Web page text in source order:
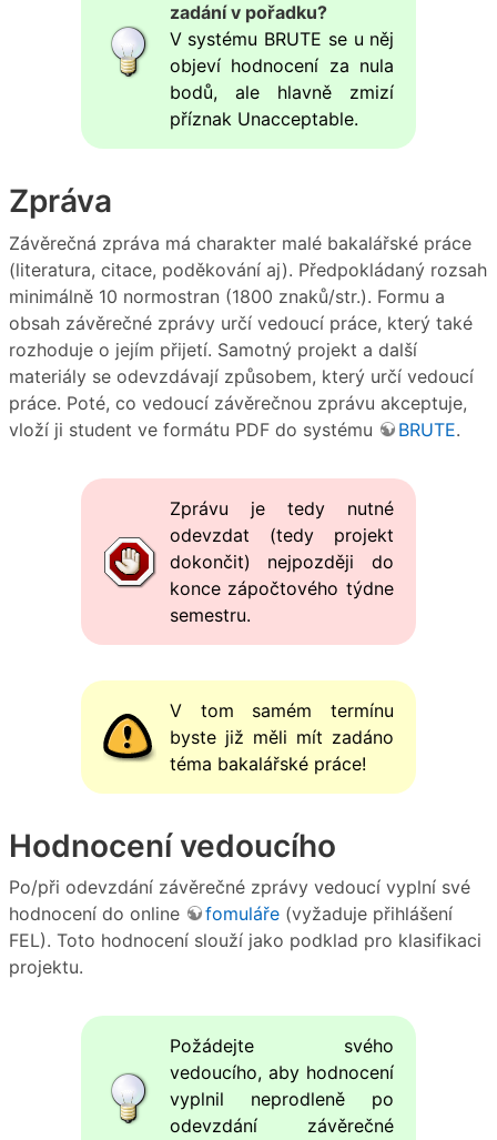
zadání v pořadku?
V systému BRUTE se u něj
objeví hodnocení za nula
bodů, ale hlavně zmizí
příznak Unacceptable.
Zpráva
Závěrečná zpráva má charakter malé bakalářské práce
(literatura, citace, poděkování aj). Předpokládaný rozsah
minimálně 10 normostran (1800 znaků/str.). Formu a
obsah závěrečné zprávy určí vedoucí práce, který také
rozhoduje o jejím přijetí. Samotný projekt a další
materiály se odevzdávají způsobem, který určí vedoucí
práce. Poté, co vedoucí závěrečnou zprávu akceptuje,
vloží ji student ve formátu PDF do systému
BRUTE.
Zprávu je tedy nutné
odevzdat (tedy projekt
dokončit) nejpozději do
konce zápočtového týdne
semestru.
V tom samém termínu
byste již měli mít zadáno
téma bakalářské práce!
Hodnocení vedoucího
Po/při odevzdání závěrečné zprávy vedoucí vyplní své
hodnocení do online
fomuláře (vyžaduje přihlášení
FEL). Toto hodnocení slouží jako podklad pro klasifikaci
projektu.
Požádejte svého
vedoucího, aby hodnocení
vyplnil neprodleně po
odevzdání závěrečné